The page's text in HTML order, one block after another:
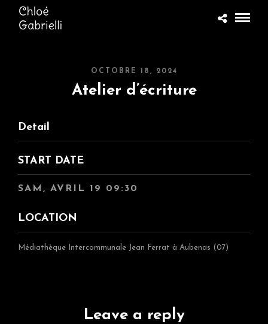
OCTOBRE 18, 2024
Atelier d’écriture
Detail
START DATE
SAM, AVRIL 19 09:30
LOCATION
Médiathèque Intercommunale Jean Ferrat à Aubenas (07)
Leave a reply